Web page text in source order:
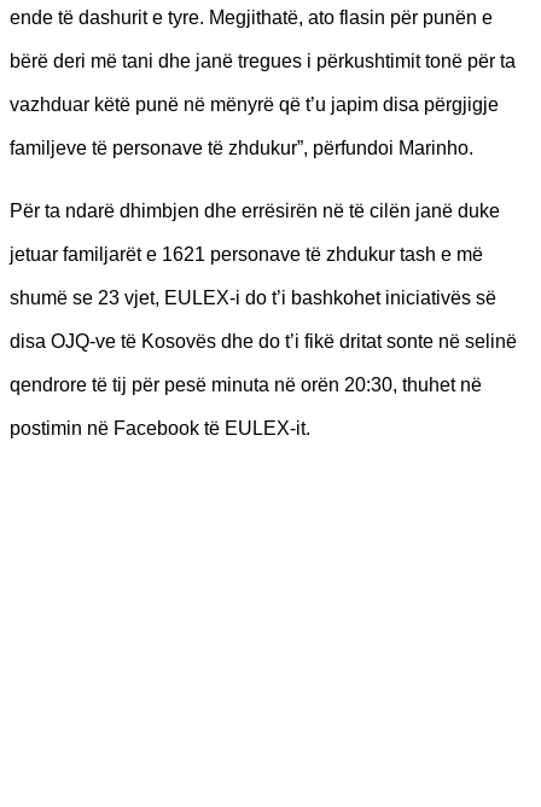
ende të dashurit e tyre. Megjithatë, ato flasin për punën e
bërë deri më tani dhe janë tregues i përkushtimit tonë për ta
vazhduar këtë punë në mënyrë që t’u japim disa përgjigje
familjeve të personave të zhdukur”, përfundoi Marinho.
Për ta ndarë dhimbjen dhe errësirën në të cilën janë duke
jetuar familjarët e 1621 personave të zhdukur tash e më
shumë se 23 vjet, EULEX-i do t’i bashkohet iniciativës së
disa OJQ-ve të Kosovës dhe do t’i fikë dritat sonte në selinë
qendrore të tij për pesë minuta në orën 20:30, thuhet në
postimin në Facebook të EULEX-it.